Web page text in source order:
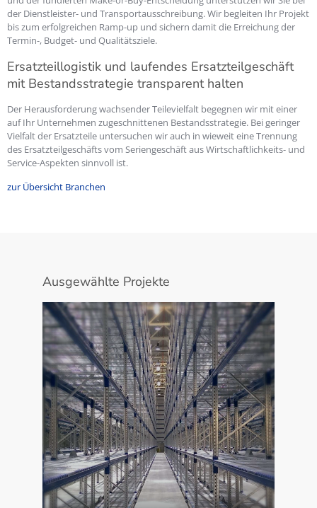
der Dienstleister- und Transportausschreibung. Wir begleiten Ihr Projekt
bis zum erfolgreichen Ramp-up und sichern damit die Erreichung der
Termin-, Budget- und Qualitätsziele.
Ersatzteillogistik und laufendes Ersatzteilgeschäft
mit Bestandsstrategie transparent halten
Der Herausforderung wachsender Teilevielfalt begegnen wir mit einer
auf Ihr Unternehmen zugeschnittenen Bestandsstrategie. Bei geringer
Vielfalt der Ersatzteile untersuchen wir auch in wieweit eine Trennung
des Ersatzteilgeschäfts vom Seriengeschäft aus Wirtschaftlichkeits- und
Service-Aspekten sinnvoll ist.
zur Übersicht Branchen
Ausgewählte Projekte